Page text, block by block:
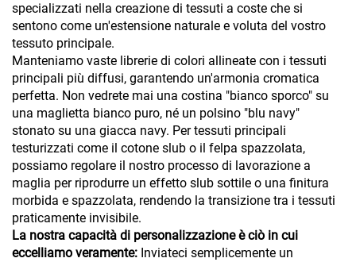
specializzati nella creazione di tessuti a coste che si
sentono come un'estensione naturale e voluta del vostro
tessuto principale.
Manteniamo vaste librerie di colori allineate con i tessuti
principali più diffusi, garantendo un'armonia cromatica
perfetta. Non vedrete mai una costina "bianco sporco" su
una maglietta bianco puro, né un polsino "blu navy"
stonato su una giacca navy. Per tessuti principali
testurizzati come il cotone slub o il felpa spazzolata,
possiamo regolare il nostro processo di lavorazione a
maglia per riprodurre un effetto slub sottile o una finitura
morbida e spazzolata, rendendo la transizione tra i tessuti
praticamente invisibile.
La nostra capacità di personalizzazione è ciò in cui
eccelliamo veramente: Inviateci semplicemente un